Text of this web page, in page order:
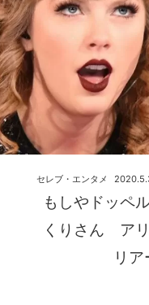
もしやドッペ
くりさん アリ
リ
セレブ・エンタメ